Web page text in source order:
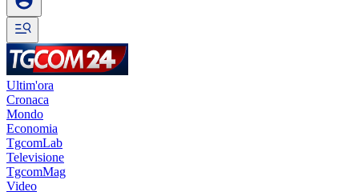
Ultim'ora
Cronaca
Mondo
Economia
TgcomLab
Televisione
TgcomMag
Video